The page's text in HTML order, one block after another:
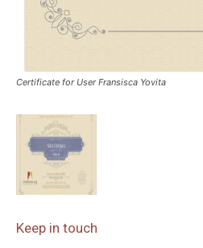
Certificate for User Fransisca Yovita
Keep in touch